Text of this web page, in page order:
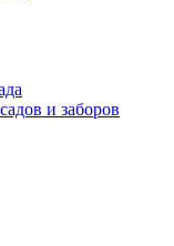
и заборов